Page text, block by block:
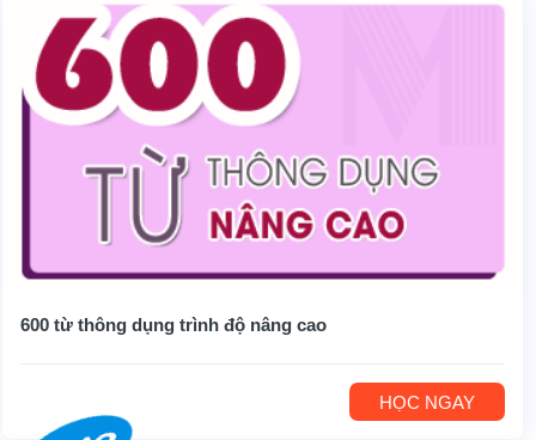
600 từ thông dụng trình độ nâng cao
HỌC NGAY